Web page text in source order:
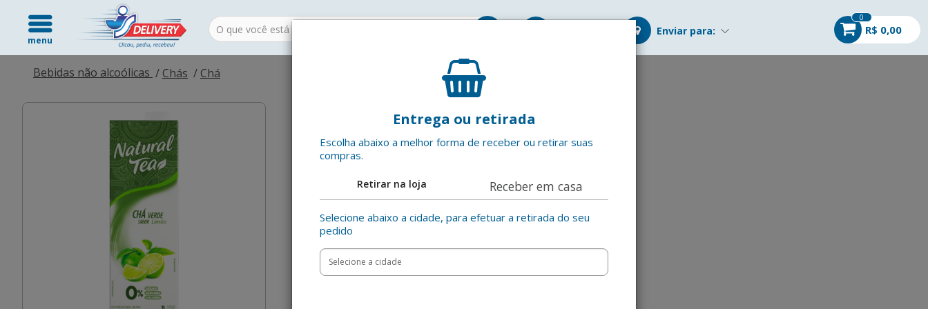
menu
Enviar para:
0
R$ 0,00
Entrega ou retirada
Escolha abaixo a melhor forma de receber ou retirar suas
compras.
Retirar na loja Receber em casa
Selecione abaixo a cidade, para efetuar a retirada do seu
pedido
Bebidas não alcoólicas Chás Chá
Chá Verde Limão Zero Açúcar Natural Tea Caixa 1l
Add
to
cart
Product
ActionsAdicionar